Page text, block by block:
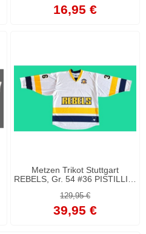
16,95 €
Metzen Trikot Stuttgart
REBELS, Gr. 54 #36 PISTILLI --
129,95 €
39,95 €